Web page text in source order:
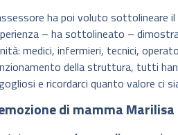
ha poi voluto sottolineare il
– ha sottolineato –
medici, infermieri, tecnici,
della struttura, tutti
e ricordarci quanto valore ci
di mamma Marilisa